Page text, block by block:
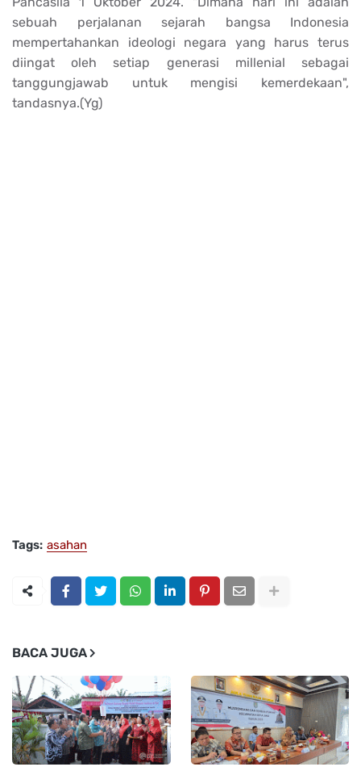
sebuah perjalanan sejarah bangsa Indonesia
mempertahankan ideologi negara yang harus terus
diingat oleh setiap generasi millenial sebagai
tanggungjawab untuk mengisi kemerdekaan",
tandasnya.(Yg)
Tags: asahan
BACA JUGA